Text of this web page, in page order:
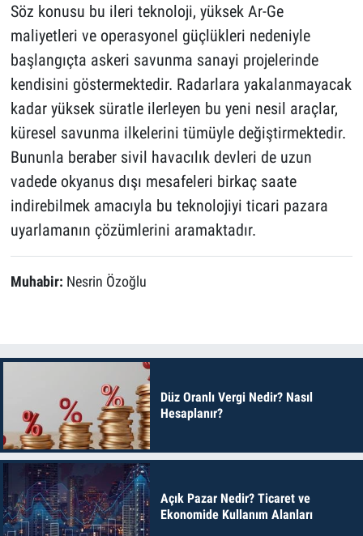
Söz konusu bu ileri teknoloji, yüksek Ar-Ge
maliyetleri ve operasyonel güçlükleri nedeniyle
başlangıçta askeri savunma sanayi projelerinde
kendisini göstermektedir. Radarlara yakalanmayacak
kadar yüksek süratle ilerleyen bu yeni nesil araçlar,
küresel savunma ilkelerini tümüyle değiştirmektedir.
Bununla beraber sivil havacılık devleri de uzun
vadede okyanus dışı mesafeleri birkaç saate
indirebilmek amacıyla bu teknolojiyi ticari pazara
uyarlamanın çözümlerini aramaktadır.
Muhabir: Nesrin Özoğlu
Düz Oranlı Vergi Nedir? Nasıl
Hesaplanır?
Açık Pazar Nedir? Ticaret ve
Ekonomide Kullanım Alanları